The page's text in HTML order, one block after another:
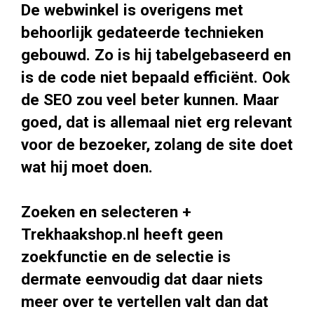
De webwinkel is overigens met
behoorlijk gedateerde technieken
gebouwd. Zo is hij tabelgebaseerd en
is de code niet bepaald efficiënt. Ook
de SEO zou veel beter kunnen. Maar
goed, dat is allemaal niet erg relevant
voor de bezoeker, zolang de site doet
wat hij moet doen.
Zoeken en selecteren +
Trekhaakshop.nl heeft geen
zoekfunctie en de selectie is
dermate eenvoudig dat daar niets
meer over te vertellen valt dan dat